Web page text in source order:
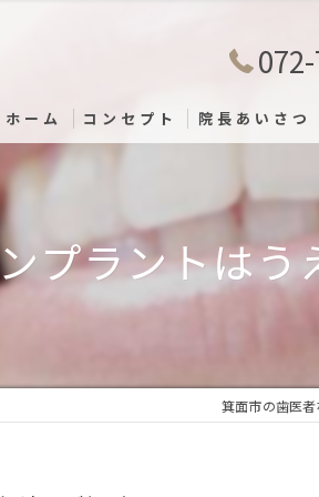
ホーム コンセプト 院長あいさつ
プラントは
箕面市の歯医